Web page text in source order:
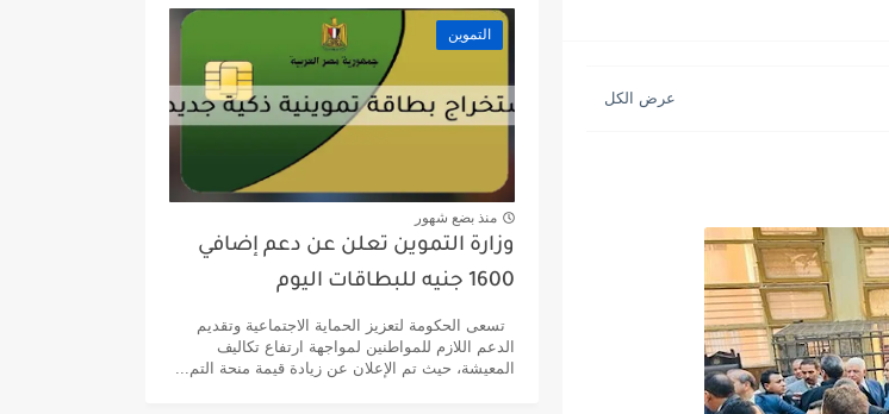
التموين
منذ بضع شهور
وزارة التموين تعلن عن دعم إضافي
1600 جنيه للبطاقات اليوم
تسعى الحكومة لتعزيز الحماية الاجتماعية وتقديم
الدعم اللازم للمواطنين لمواجهة ارتفاع تكاليف
المعيشة، حيث تم الإعلان عن زيادة قيمة منحة التم...